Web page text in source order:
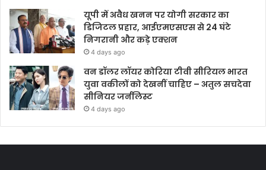
यूपी में अवैध खनन पर योगी सरकार का
डिजिटल प्रहार, आईएमएसएस से 24 घंटे
निगरानी और कड़े एक्शन
4 days ago
वन डॉलर लॉयर कोरिया टीवी सीरियल भारत
युवा वकीलों को देखनीं चाहिए – अतुल सचदेवा
सीनियर जर्नलिस्ट
4 days ago